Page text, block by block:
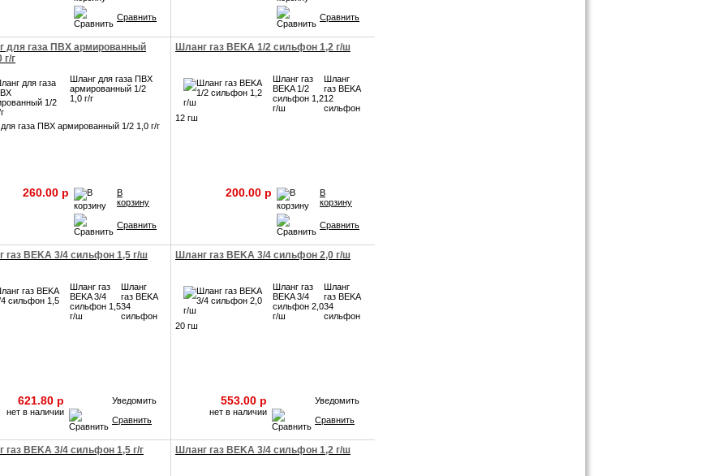
Сравнить Сравнить
для газа ПВХ армированный
г/г
Шланг для газа ПВХ
армированный 1/2
1,0 г/г
газа ПВХ армированный 1/2 1,0 г/г
260.00 p
В
корзину
Сравнить
Шланг газ BEKA 1/2 сильфон 1,2 г/ш
Шланг газ
BEKA 1/2
сильфон 1,2
г/ш
Шланг
газ BEKA
12
сильфон
12 гш
200.00 p
В
корзину
Сравнить
газ BEKA 3/4 сильфон 1,5 г/ш
Шланг газ
BEKA 3/4
сильфон 1,5
г/ш
Шланг
газ BEKA
34
сильфон
621.80 p
нет в наличии
Уведомить
Сравнить
Шланг газ BEKA 3/4 сильфон 2,0 г/ш
Шланг газ
BEKA 3/4
сильфон 2,0
г/ш
Шланг
газ BEKA
34
сильфон
20 гш
553.00 p
нет в наличии
Уведомить
Сравнить
газ BEKA 3/4 сильфон 1,5 г/г Шланг газ BEKA 3/4 сильфон 1,2 г/ш